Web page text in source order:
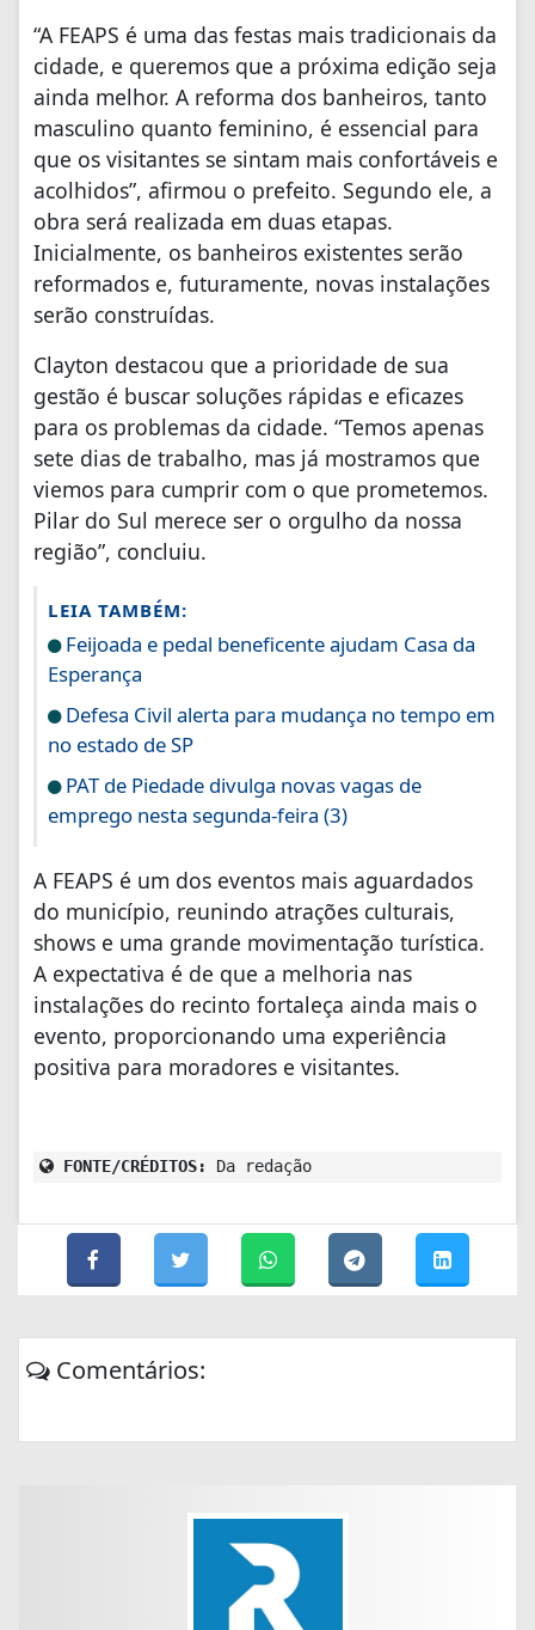
“A FEAPS é uma das festas mais tradicionais da
cidade, e queremos que a próxima edição seja
ainda melhor. A reforma dos banheiros, tanto
masculino quanto feminino, é essencial para
que os visitantes se sintam mais confortáveis e
acolhidos”, afirmou o prefeito. Segundo ele, a
obra será realizada em duas etapas.
Inicialmente, os banheiros existentes serão
reformados e, futuramente, novas instalações
serão construídas.
Clayton destacou que a prioridade de sua
gestão é buscar soluções rápidas e eficazes
para os problemas da cidade. “Temos apenas
sete dias de trabalho, mas já mostramos que
viemos para cumprir com o que prometemos.
Pilar do Sul merece ser o orgulho da nossa
região”, concluiu.
LEIA TAMBÉM:
Feijoada e pedal beneficente ajudam Casa da
Esperança
Defesa Civil alerta para mudança no tempo em
no estado de SP
PAT de Piedade divulga novas vagas de
emprego nesta segunda-feira (3)
A FEAPS é um dos eventos mais aguardados
do município, reunindo atrações culturais,
shows e uma grande movimentação turística.
A expectativa é de que a melhoria nas
instalações do recinto fortaleça ainda mais o
evento, proporcionando uma experiência
positiva para moradores e visitantes.
FONTE/CRÉDITOS: Da redação
Comentários: